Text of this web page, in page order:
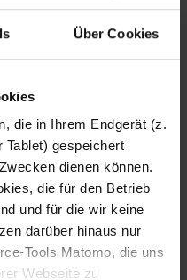
Über Cookies
die in Ihrem Endgerät (z.
Tablet) gespeichert
dienen können.
die für den Betrieb
und für die wir keine
darüber hinaus nur
Tools Matomo, die uns
Webseite zu
Lorenz